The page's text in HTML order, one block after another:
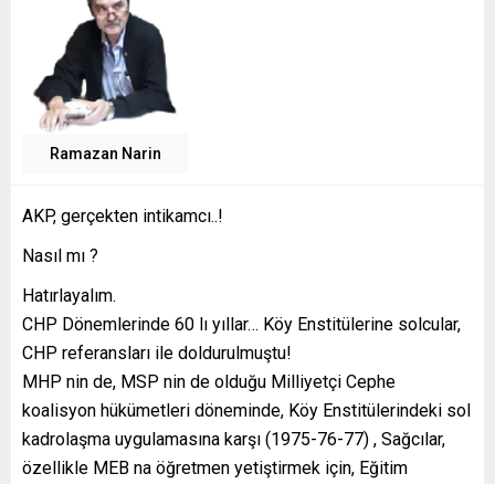
Ramazan Narin
AKP, gerçekten intikamcı..!
Nasıl mı ?
Hatırlayalım.
CHP Dönemlerinde 60 lı yıllar… Köy Enstitülerine solcular,
CHP referansları ile doldurulmuştu!
MHP nin de, MSP nin de olduğu Milliyetçi Cephe
koalisyon hükümetleri döneminde, Köy Enstitülerindeki sol
kadrolaşma uygulamasına karşı (1975-76-77) , Sağcılar,
özellikle MEB na öğretmen yetiştirmek için, Eğitim